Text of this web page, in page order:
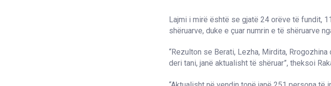
Lajmi i mirë është se gjatë 24 orëve të fundit,
shëruarve, duke e çuar numrin e të shëruarve
“Rezulton se Berati, Lezha, Mirdita,
deri tani, janë aktualisht të shëruar”, theksoi